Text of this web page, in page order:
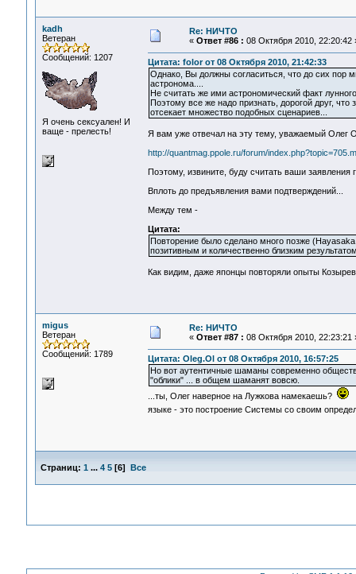
kadh
Ветеран
Сообщений: 1207
Я очень сексуален! И
ваще - прелесть!
Re: НИЧТО
« Ответ #86 : 08 Октября 2010, 22:20:42
Цитата: folor от 08 Октября 2010, 21:42:33
Однако, Вы должны согласиться, что до сих пор
астронома....
Не считать же ими астрономический факт
Поэтому все же надо признать, дорогой друг,
отсекает множество подобных сценариев...
Я вам уже отвечал на эту тему, уважаемый Олег
http://quantmag.ppole.ru/forum/
Поэтому, извините, буду считать ваши заявления
Вплоть до предъявления вами подтверждений...
Между тем -
Цитата:
Повторение было сделано много позже
позитивным и количественно близким
Как видим, даже японцы повторяли опыты
migus
Ветеран
Сообщений: 1789
Re: НИЧТО
« Ответ #87 : 08 Октября 2010, 22:23:21
Цитата: Oleg.Ol от 08 Октября 2010, 16:57:25
Но вот аутентичные шаманы современно
"облики" ... в общем шаманят вовсю.
...ты, Олег наверное на Лужкова намекаешь?
языке - это построение Системы со своим
Страниц: 1 ... 4 5[6] Все